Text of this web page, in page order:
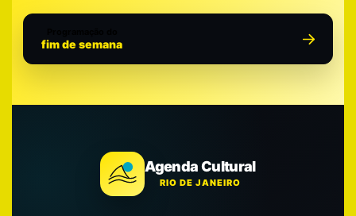
fim de semana
Agenda Cultural
RIO DE JANEIRO